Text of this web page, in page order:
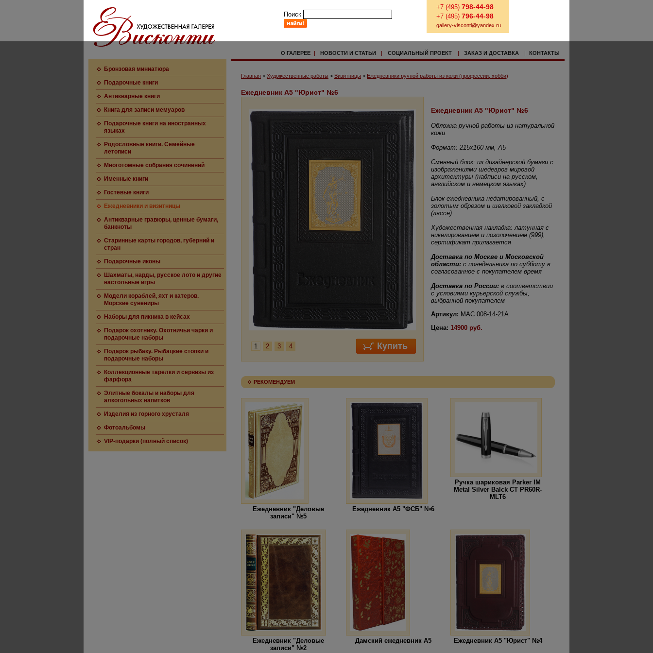
Поиск
+7 (495) 798-44-98
+7 (495) 796-44-98
gallery-visconti@yandex.ru
О ГАЛЕРЕЕ | НОВОСТИ И СТАТЬИ | СОЦИАЛЬНЫЙ ПРОЕКТ | ЗАКАЗ И ДОСТАВКА | КОНТАКТЫ
Бронзовая миниатюра
Подарочные книги
Антикварные книги
Книга для записи мемуаров
Подарочные книги на иностранных
языках
Родословные книги. Семейные
летописи
Многотомные собрания сочинений
Именные книги
Гостевые книги
Ежедневники и визитницы
Антикварные гравюры, ценные бумаги,
банкноты
Старинные карты городов, губерний и
стран
Подарочные иконы
Шахматы, нарды, русское лото и другие
настольные игры
Модели кораблей, яхт и катеров.
Морские сувениры
Наборы для пикника в кейсах
Подарок охотнику. Охотничьи чарки и
подарочные наборы
Подарок рыбаку. Рыбацкие стопки и
подарочные наборы
Коллекционные тарелки и сервизы из
фарфора
Элитные бокалы и наборы для
алкогольных напитков
Изделия из горного хрусталя
Фотоальбомы
VIP-подарки (полный список)
Главная > Художественные работы > Визитницы > Ежедневники ручной работы из кожи (профессии, хобби)
Ежедневник А5 "Юрист" №6
1 2 3 4
Ежедневник А5 "Юрист" №6
Обложка ручной работы из натуральной
кожи
Формат: 215х160 мм, А5
Сменный блок: из дизайнерской бумаги с
изображениями шедевров мировой
архитектуры (надписи на русском,
английском и немецком языках)
Блок ежедневника недатированный, с
золотым обрезом и шелковой закладкой
(ляссе)
Художественная накладка: латунная с
никелированием и позолочением (999),
сертификат прилагается
Доставка по Москве и Московской
области: с понедельника по субботу в
согласованное с покупателем время
Доставка по России: в соответствии
с условиями курьерской службы,
выбранной покупателем
Артикул: MAC 008-14-21А
Цена: 14900 руб.
РЕКОМЕНДУЕМ
Ежедневник "Деловые
записи" №5
Ежедневник А5 "ФСБ" №6
Ручка шариковая Parker IM
Metal Silver Balck CT PR60R-
MLT6
Ежедневник "Деловые
записи" №2
Дамский ежедневник А5 Ежедневник А5 "Юрист" №4